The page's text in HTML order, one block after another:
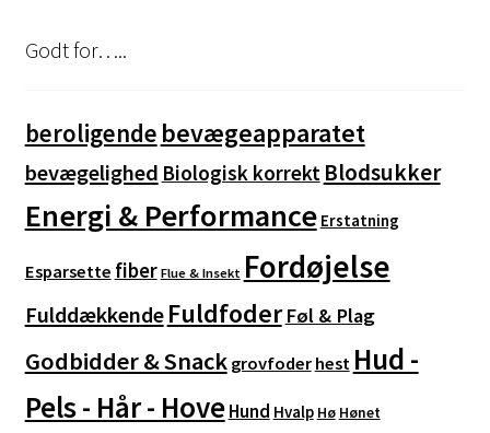
Godt for…..
beroligende bevægeapparatet
bevægelighed Biologisk korrekt Blodsukker
Energi & Performance Erstatning
Esparsette fiber Flue & Insekt Fordøjelse
Fulddækkende Fuldfoder Føl & Plag
Godbidder & Snack grovfoder hest Hud -
Pels - Hår - HoveHund Hvalp Hø Hønet